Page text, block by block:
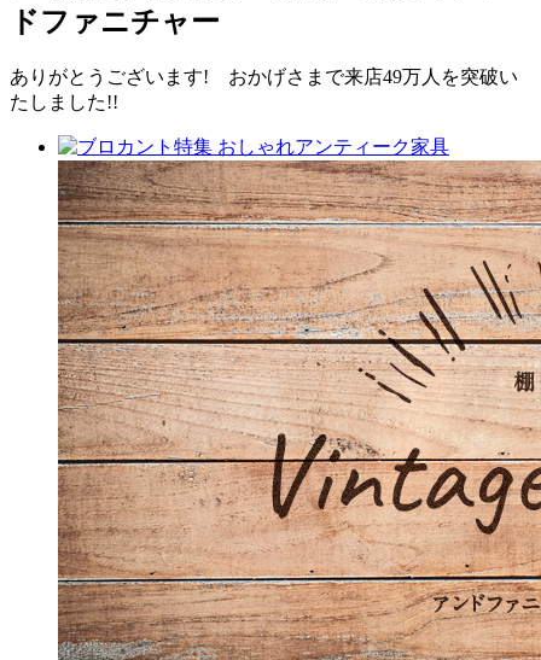
ドファニチャー
ありがとうございます! おかげさまで来店49万人を突破い
たしました!!